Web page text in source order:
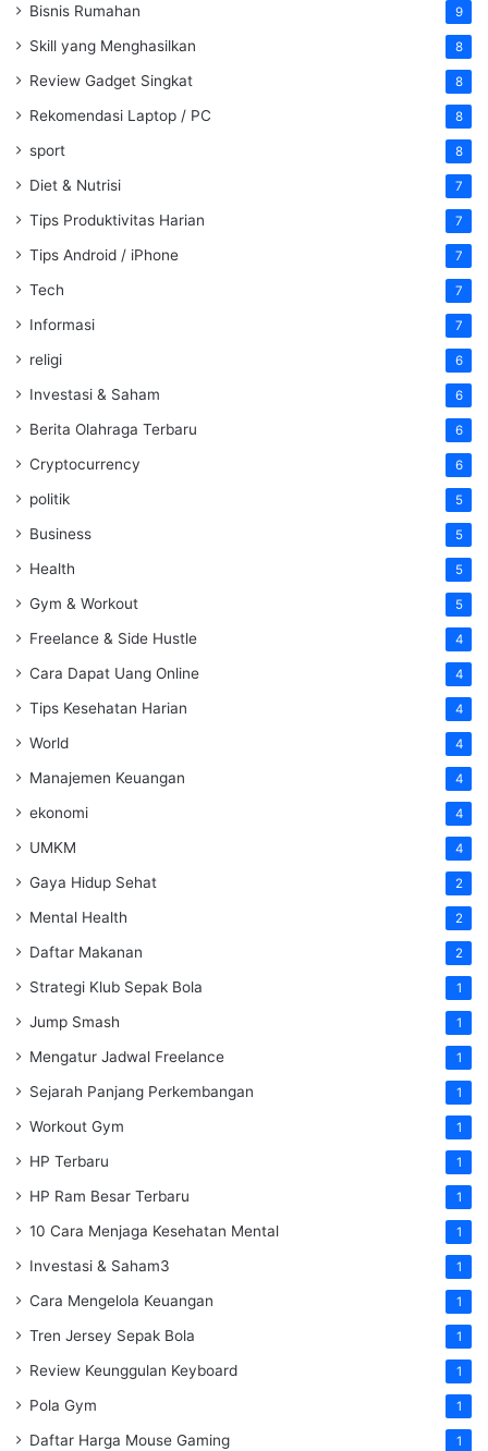
Bisnis Rumahan 9
Skill yang Menghasilkan 8
Review Gadget Singkat 8
Rekomendasi Laptop / PC 8
sport 8
Diet & Nutrisi 7
Tips Produktivitas Harian 7
Tips Android / iPhone 7
Tech 7
Informasi 7
religi 6
Investasi & Saham 6
Berita Olahraga Terbaru 6
Cryptocurrency 6
politik 5
Business 5
Health 5
Gym & Workout 5
Freelance & Side Hustle 4
Cara Dapat Uang Online 4
Tips Kesehatan Harian 4
World 4
Manajemen Keuangan 4
ekonomi 4
UMKM 4
Gaya Hidup Sehat 2
Mental Health 2
Daftar Makanan 2
Strategi Klub Sepak Bola 1
Jump Smash 1
Mengatur Jadwal Freelance 1
Sejarah Panjang Perkembangan 1
Workout Gym 1
HP Terbaru 1
HP Ram Besar Terbaru 1
10 Cara Menjaga Kesehatan Mental 1
Investasi & Saham3 1
Cara Mengelola Keuangan 1
Tren Jersey Sepak Bola 1
Review Keunggulan Keyboard 1
Pola Gym 1
Daftar Harga Mouse Gaming 1